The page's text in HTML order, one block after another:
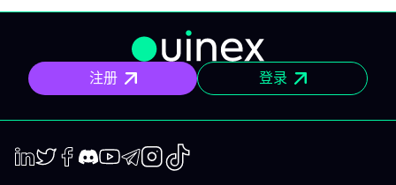
信息流，无需额外的动态，不会有无关填充内容。 专为积极投资、
但有正职工作、有生活，无法整天盯着屏幕的人设计。 你将获得哪
些内容？ 精确的市场信息 清晰的情景与关键位，一目了然。你会明
确聚焦要点，不会分心。 明确的计划 预设了操作框架：关注区域、
预期情景与失效点。你不是临场才应付市场，而是有备而来。 短中
期简报 市场波动时，我们抓住波动性；趋势确定时，我们有系统地
流与真实投资者行为。不是猜测，也不是市井杂音。 IVLite的一天
举个例子，一天的节奏大致如下： 07:45 晨间简报 开盘前设定今日
基调。 09:12 今日计划，CAC 40 明确关注点、操作情景、失效
点。 14:30 中期简报，黄金 趋势形成时，科学跟随。 22:05 市场回
注册 登录
Telegram
Instagram